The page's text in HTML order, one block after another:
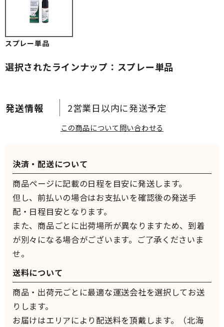
2営業日以内に発送予定
スプレー単品
選択されたラインナップ：スプレー単品
この商品について問い合わせる
決済・配送について
商品ページに記載の日程を目安に発送します。
但し、前払いの場合はお支払いを確認後の発送手
配・日程目安となります。
また、商品ごとに出荷場所が異なりますため、到着
が別々になる場合がございます。ご了承くださいま
せ。
送料について
商品・出荷元ごとに最適な運送会社を選択してお送
りします。
お届けはエリアにより配送料を頂戴します。（北海